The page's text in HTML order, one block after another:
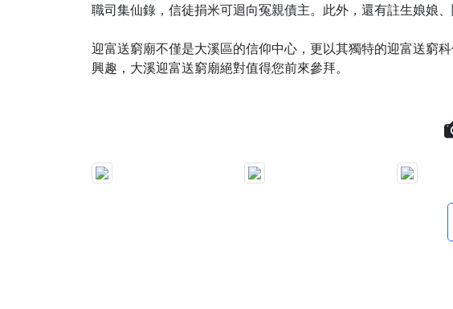
職司集仙錄，信徒捐米可迴向冤親債主。此外，還有註生娘娘
迎富送窮廟不僅是大溪區的信仰中心，更以其獨特的迎富送窮
興趣，大溪迎富送窮廟絕對值得您前來參拜。